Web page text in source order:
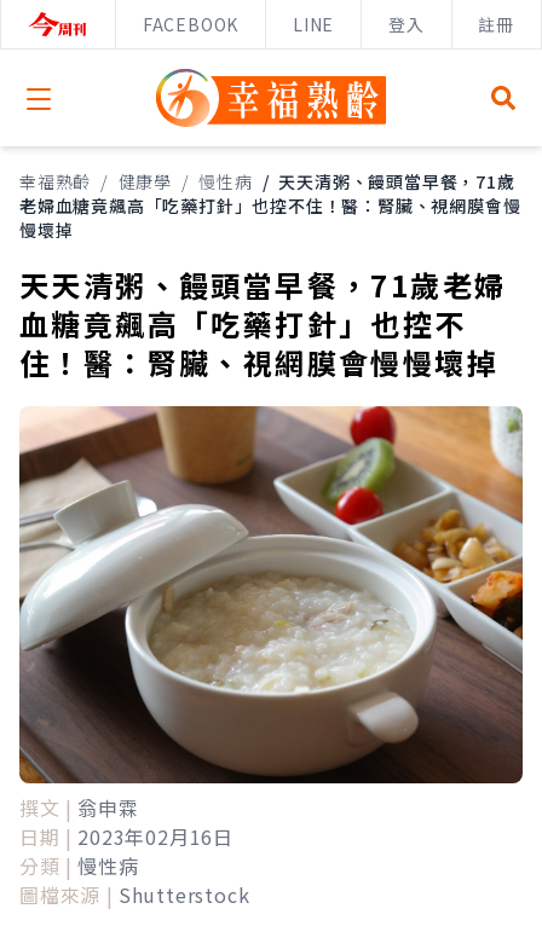
FACEBOOK LINE 登入 註冊
Open menu
幸福熟齡 / 健康學 / 慢性病 / 天天清粥、饅頭當早餐，71歲
老婦血糖竟飆高「吃藥打針」也控不住！醫：腎臟、視網膜會慢
慢壞掉
天天清粥、饅頭當早餐，71歲老婦
血糖竟飆高「吃藥打針」也控不
住！醫：腎臟、視網膜會慢慢壞掉
撰文 | 翁申霖
日期 | 2023年02月16日
分類 | 慢性病
圖檔來源 | Shutterstock